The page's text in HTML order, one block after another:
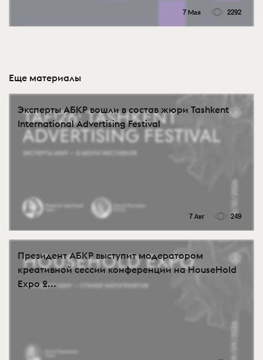
7 Мая 2292
Еще материалы
Эксперты АБКР вошли в состав жюри Tashkent
International Advertising Festival
7 Авг 249
Президент АБКР выступит модератором
креативной сессии конференции на HouseHold
Expo 2...